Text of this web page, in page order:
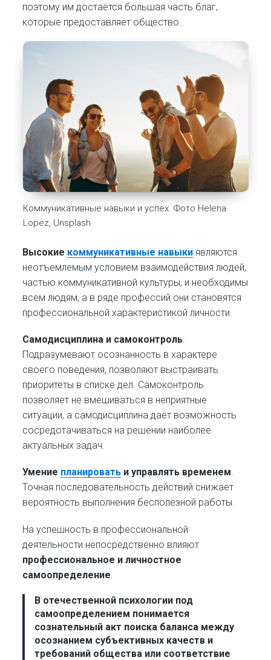
поэтому им достаётся большая часть благ,
которые предоставляет общество.
Коммуникативные навыки и успех. Фото Helena
Lopez, Unsplash
Высокие коммуникативные навыки являются
неотъемлемым условием взаимодействия людей,
частью коммуникативной культуры, и необходимы
всем людям, а в ряде профессий они становятся
профессиональной характеристикой личности.
Самодисциплина и самоконтроль.
Подразумевают осознанность в характере
своего поведения, позволяют выстраивать
приоритеты в списке дел. Самоконтроль
позволяет не вмешиваться в неприятные
ситуации, а самодисциплина даёт возможность
сосредотачиваться на решении наиболее
актуальных задач.
Умение планировать и управлять временем.
Точная последовательность действий снижает
вероятность выполнения бесполезной работы.
На успешность в профессиональной
деятельности непосредственно влияют
профессиональное и личностное
самоопределение
В отечественной психологии под
самоопределением понимается
сознательный акт поиска баланса между
осознанием субъективных качеств и
требований общества или соответствие